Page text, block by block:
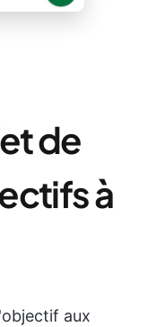
de
à
aux